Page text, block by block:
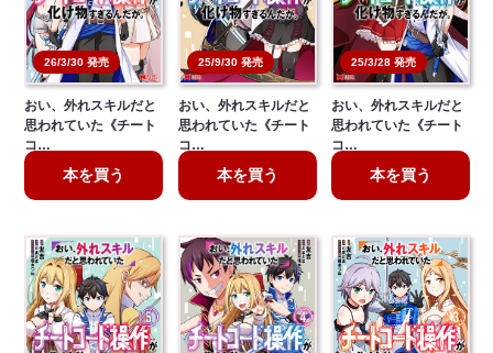
26/3/30 発売
おい、外れスキルだと
思われていた《チート
コ…
本を買う
25/9/30 発売
おい、外れスキルだと
思われていた《チート
コ…
本を買う
25/3/28 発売
おい、外れスキルだと
思われていた《チート
コ…
本を買う